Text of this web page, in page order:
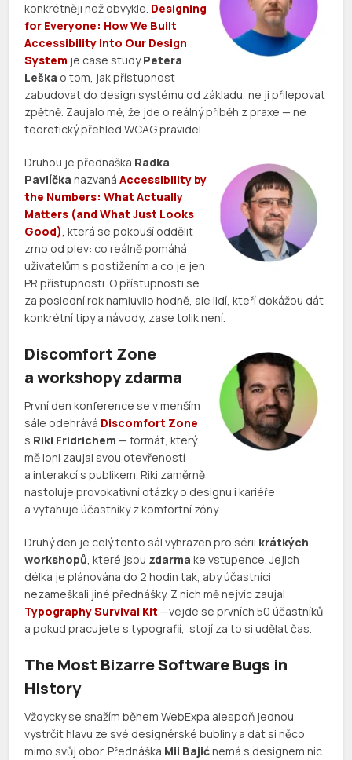
konkrétněji než obvykle. Designing
for Everyone: How We Built
Accessibility Into Our Design
System je case studyPetera
Leška o tom, jak přístupnost
zabudovat do design systému od základu, ne ji přilepovat
zpětně. Zaujalo mě, že jde o reálný příběh z praxe — ne
teoretický přehled WCAG pravidel.
Druhou je přednáška Radka
Pavlíčka nazvanáAccessibility by
the Numbers: What Actually
Matters (and What Just Looks
Good), která se pokouší oddělit
zrno od plev: co reálně pomáhá
uživatelům s postižením a co je jen
PR přístupnosti. O přístupnosti se
za poslední rok namluvilo hodně, ale lidí, kteří dokážou dát
konkrétní tipy a návody, zase tolik není.
Discomfort Zone
a workshopy zdarma
První den konference se v menším
sále odehrává Discomfort Zone
s Riki Fridrichem — formát, který
mě loni zaujal svou otevřeností
a interakcí s publikem. Riki záměrně
nastoluje provokativní otázky o designu i kariéře
a vytahuje účastníky z komfortní zóny.
Druhý den je celý tento sál vyhrazen pro sérii krátkých
workshopů, které jsou zdarma ke vstupence. Jejich
délka je plánována do 2 hodin tak, aby účastníci
nezameškali jiné přednášky. Z nich mě nejvíc zaujal
Typography Survival Kit —vejde se prvních 50 účastníků
a pokud pracujete s typografií, stojí za to si udělat čas.
The Most Bizarre Software Bugs in
History
Vždycky se snažím během WebExpa alespoň jednou
vystrčit hlavu ze své designérské bubliny a dát si něco
mimo svůj obor. Přednáška Mii Bajićnemá s designem nic